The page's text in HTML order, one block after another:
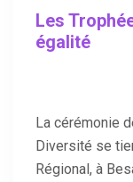
Les
égalité
La cérémonie
Diversité se
Régional, à